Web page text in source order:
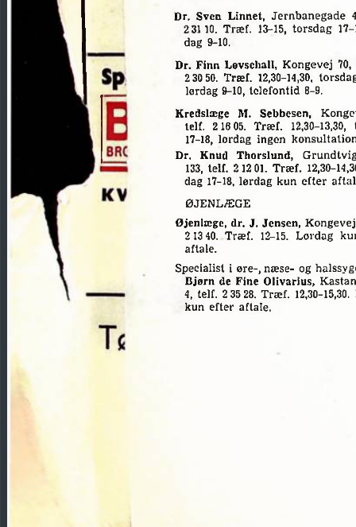
Dr.
Sven Linnet, Jernbanegade
23110. Træf. 13-15, torsdag 17-
dag 9-10.
Dr.
Finn Løvschall, Kongevej 70,
23050.
Træf. 12,30-14,30,
lørdag 9-10, telefontid 8-9.
Kredslæge
M. Sebbesen,
telf.
216 05. Træf. 12,30-13,30,
17-18,
lørdag ingen
Dr.
Knud Thorslund,
133,
telf. 21201. Træf. 12,30-
dag 17-18, lørdag kun efter
ØJENLÆGE
Øjenlæge,
dr. J. Jensen, Kongevej
213 40.. Træf. 12-15. Lørdag
aftale.
Specialist i øre-, næse- og
Bjørn de Fine Olivarius,
4,
telf. 2 35 28. Træf. 12,30-15,30.
kun efter aftale.